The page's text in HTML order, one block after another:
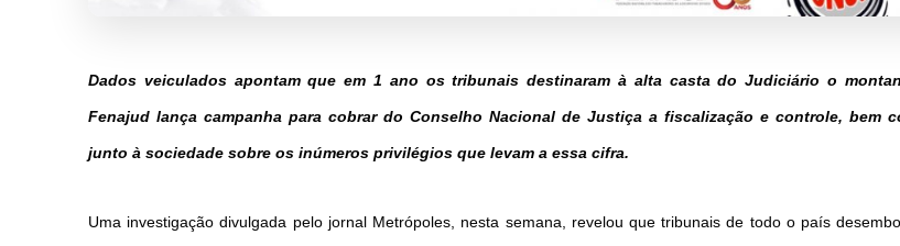
Dados veiculados apontam que em 1 ano os tribunais destinaram à alta casta do Judiciário o
Fenajud lança campanha para cobrar do Conselho Nacional de Justiça a fiscalização e controle, bem
junto à sociedade sobre os inúmeros privilégios que levam a essa cifra.
Uma investigação divulgada pelo jornal Metrópoles, nesta semana, revelou que tribunais de todo o país